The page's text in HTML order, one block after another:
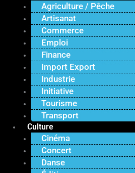
Agriculture / Pêche
Artisanat
Commerce
Emploi
Finance
Import Export
Industrie
Initiative
Tourisme
Transport
Culture
Cinéma
Concert
Danse